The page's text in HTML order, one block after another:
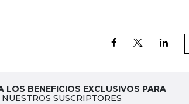
LOS BENEFICIOS EXCLUSIVOS PARA
NUESTROS SUSCRIPTORES